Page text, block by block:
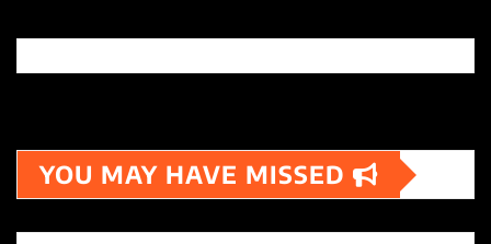
YOU MAY HAVE MISSED